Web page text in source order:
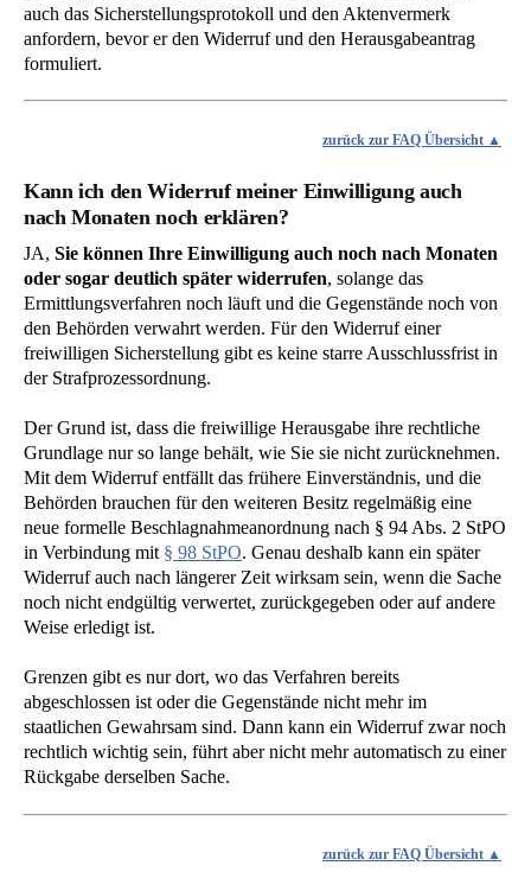
auch das Sicherstellungsprotokoll und den Aktenvermerk
anfordern, bevor er den Widerruf und den Herausgabeantrag
formuliert.
zurück zur FAQ Übersicht
Kann ich den Widerruf meiner Einwilligung auch
nach Monaten noch erklären?
JA, Sie können Ihre Einwilligung auch noch nach Monaten
oder sogar deutlich später widerrufen, solange das
Ermittlungsverfahren noch läuft und die Gegenstände noch von
den Behörden verwahrt werden. Für den Widerruf einer
freiwilligen Sicherstellung gibt es keine starre Ausschlussfrist in
der Strafprozessordnung.
Der Grund ist, dass die freiwillige Herausgabe ihre rechtliche
Grundlage nur so lange behält, wie Sie sie nicht zurücknehmen.
Mit dem Widerruf entfällt das frühere Einverständnis, und die
Behörden brauchen für den weiteren Besitz regelmäßig eine
neue formelle Beschlagnahmeanordnung nach § 94 Abs. 2 StPO
in Verbindung mit § 98 StPO. Genau deshalb kann ein später
Widerruf auch nach längerer Zeit wirksam sein, wenn die Sache
noch nicht endgültig verwertet, zurückgegeben oder auf andere
Weise erledigt ist.
Grenzen gibt es nur dort, wo das Verfahren bereits
abgeschlossen ist oder die Gegenstände nicht mehr im
staatlichen Gewahrsam sind. Dann kann ein Widerruf zwar noch
rechtlich wichtig sein, führt aber nicht mehr automatisch zu einer
Rückgabe derselben Sache.
zurück zur FAQ Übersicht